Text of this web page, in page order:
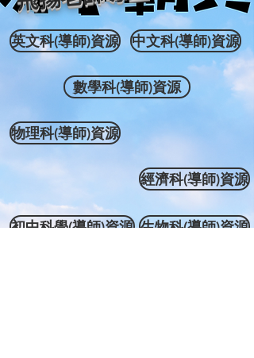
英文科(導師)資源 中文科(導師)資源
數學科(導師)資源
物理科(導師)資源
經濟科(導師)資源
初中科學(導師)資源 生物科(導師)資源